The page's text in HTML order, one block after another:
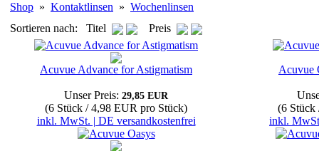
Shop » Kontaktlinsen » Wochenlinsen
Sortieren nach: Titel
Preis
Acuvue Advance for Astigmatism
Unser Preis: 29,85 EUR
(6 Stück / 4,98 EUR pro Stück)
inkl. MwSt. | DE versandkostenfrei
Acuvue
(6 Stück
inkl.